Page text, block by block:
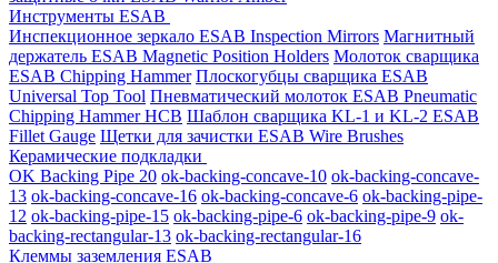
Инструменты ESAB
Инспекционное зеркало ESAB Inspection Mirrors Магнитный
держатель ESAB Magnetic Position Holders Молоток сварщика
ESAB Chipping Hammer Плоскогубцы сварщика ESAB
Universal Top Tool Пневматический молоток ESAB Pneumatic
Chipping Hammer HCB Шаблон сварщика KL-1 и KL-2 ESAB
Fillet Gauge Щетки для зачистки ESAB Wire Brushes
Керамические подкладки
OK Backing Pipe 20 ok-backing-concave-10 ok-backing-concave-
13 ok-backing-concave-16 ok-backing-concave-6 ok-backing-pipe-
12 ok-backing-pipe-15 ok-backing-pipe-6 ok-backing-pipe-9 ok-
backing-rectangular-13 ok-backing-rectangular-16
Клеммы заземления ESAB